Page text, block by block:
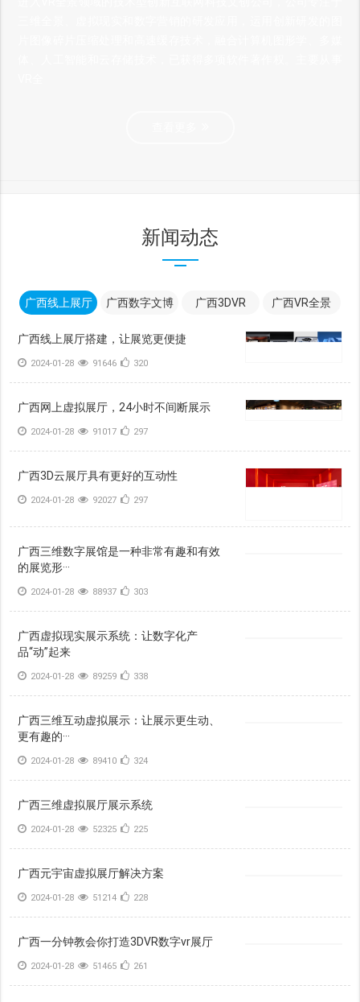
新闻动态
广西线上展厅 广西数字文博 广西3DVR 广西VR全景
广西线上展厅搭建，让展览更便捷
2024-01-28 91646 320
广西网上虚拟展厅，24小时不间断展示
2024-01-28 91017 297
广西3D云展厅具有更好的互动性
2024-01-28 92027 297
广西三维数字展馆是一种非常有趣和有效
的展览形···
2024-01-28 88937 303
广西虚拟现实展示系统：让数字化产
品“动”起来
2024-01-28 89259 338
广西三维互动虚拟展示：让展示更生动、
更有趣的···
2024-01-28 89410 324
广西三维虚拟展厅展示系统
2024-01-28 52325 225
广西元宇宙虚拟展厅解决方案
2024-01-28 51214 228
广西一分钟教会你打造3DVR数字vr展厅
2024-01-28 51465 261